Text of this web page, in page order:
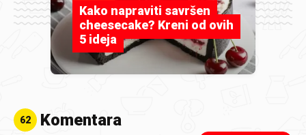
Kako napraviti savršen
cheesecake? Kreni od ovih
5 ideja
62 Komentara